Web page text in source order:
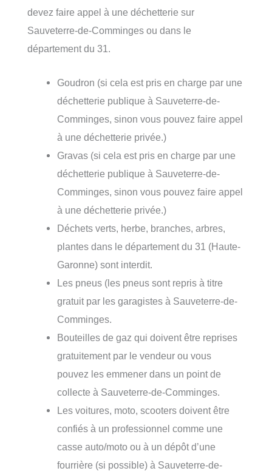
devez faire appel à une déchetterie sur
Sauveterre-de-Comminges ou dans le
département du 31.
Goudron (si cela est pris en charge par une
déchetterie publique à Sauveterre-de-
Comminges, sinon vous pouvez faire appel
à une déchetterie privée.)
Gravas (si cela est pris en charge par une
déchetterie publique à Sauveterre-de-
Comminges, sinon vous pouvez faire appel
à une déchetterie privée.)
Déchets verts, herbe, branches, arbres,
plantes dans le département du 31 (Haute-
Garonne) sont interdit.
Les pneus (les pneus sont repris à titre
gratuit par les garagistes à Sauveterre-de-
Comminges.
Bouteilles de gaz qui doivent être reprises
gratuitement par le vendeur ou vous
pouvez les emmener dans un point de
collecte à Sauveterre-de-Comminges.
Les voitures, moto, scooters doivent être
confiés à un professionnel comme une
casse auto/moto ou à un dépôt d’une
fourrière (si possible) à Sauveterre-de-